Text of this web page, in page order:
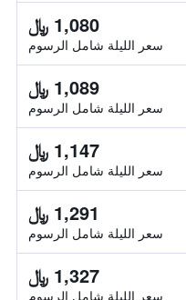
1,080 ﷼
سعر الليلة شامل الرسوم
1,089 ﷼
سعر الليلة شامل الرسوم
1,147 ﷼
سعر الليلة شامل الرسوم
1,291 ﷼
سعر الليلة شامل الرسوم
1,327 ﷼
سعر الليلة شامل الرسوم